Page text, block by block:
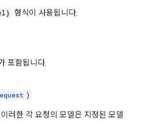
형식이 사용됩니다.
포함됩니다.
)
러한 각 요청의 모델은 지정된 모델